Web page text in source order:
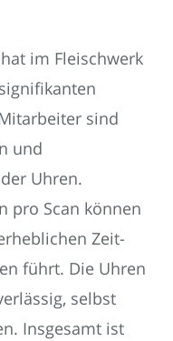
im Fleischwerk
sind
und
Uhren.
pro Scan können
Zeit-
führt. Die Uhren
selbst
Insgesamt ist